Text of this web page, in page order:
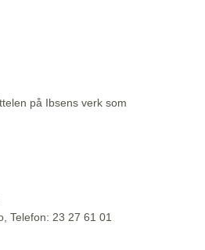
på Ibsens verk som
Telefon: 23 27 61 01